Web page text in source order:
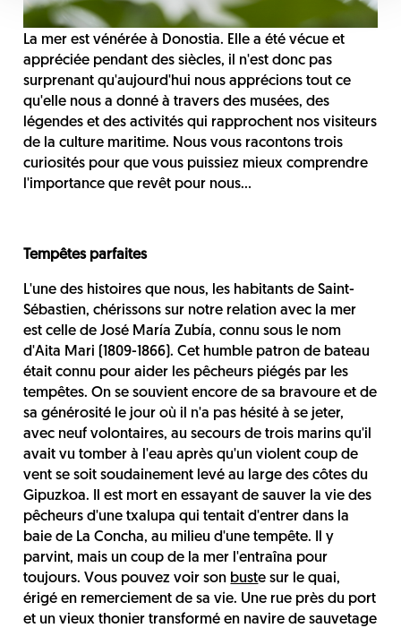
La mer est vénérée à Donostia. Elle a été vécue et
appréciée pendant des siècles, il n'est donc pas
surprenant qu'aujourd'hui nous apprécions tout ce
qu'elle nous a donné à travers des musées, des
légendes et des activités qui rapprochent nos visiteurs
de la culture maritime. Nous vous racontons trois
curiosités pour que vous puissiez mieux comprendre
l'importance que revêt pour nous...
Tempêtes parfaites
L'une des histoires que nous, les habitants de Saint-
Sébastien, chérissons sur notre relation avec la mer
est celle de José María Zubía, connu sous le nom
d'Aita Mari (1809-1866). Cet humble patron de bateau
était connu pour aider les pêcheurs piégés par les
tempêtes. On se souvient encore de sa bravoure et de
sa générosité le jour où il n'a pas hésité à se jeter,
avec neuf volontaires, au secours de trois marins qu'il
avait vu tomber à l'eau après qu'un violent coup de
vent se soit soudainement levé au large des côtes du
Gipuzkoa. Il est mort en essayant de sauver la vie des
pêcheurs d'une txalupa qui tentait d'entrer dans la
baie de La Concha, au milieu d'une tempête. Il y
parvint, mais un coup de la mer l'entraîna pour
toujours. Vous pouvez voir son buste sur le quai,
érigé en remerciement de sa vie. Une rue près du port
et un vieux thonier transformé en navire de sauvetage